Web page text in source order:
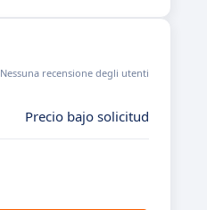
Nessuna recensione degli utenti
Precio bajo solicitud